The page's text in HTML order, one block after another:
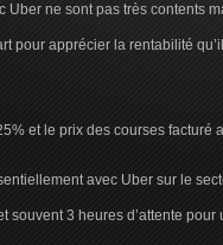
Uber ne sont pas très contents
pour apprécier la rentabilité
et le prix des courses facturé
avec Uber sur le
souvent 3 heures d’attente